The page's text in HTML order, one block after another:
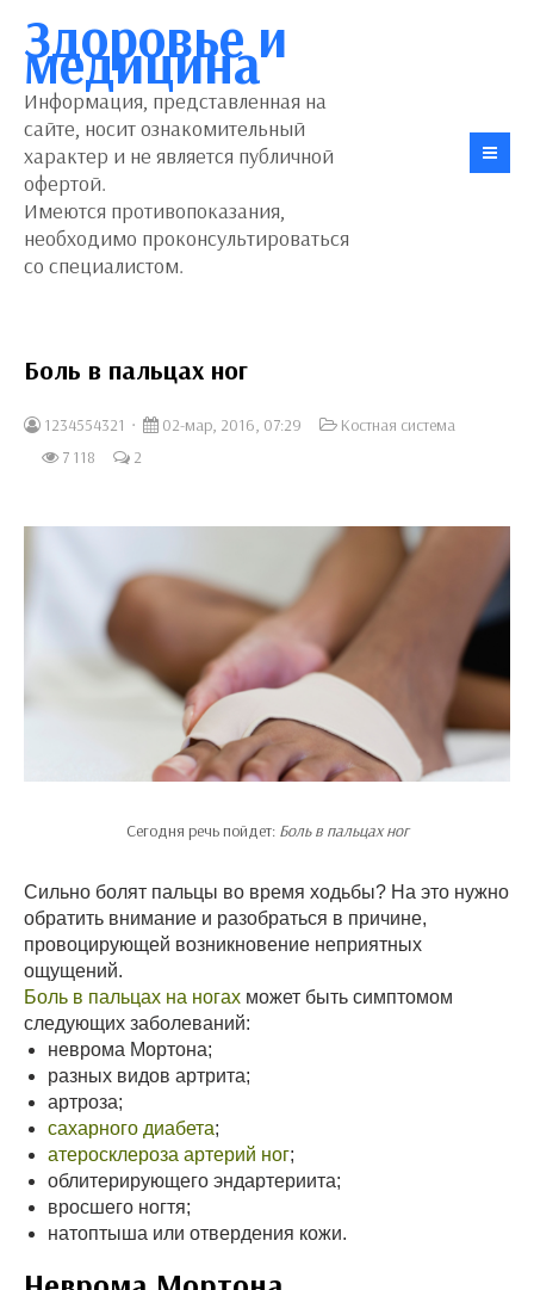
Здоровье и
медицина
Информация, представленная на
сайте, носит ознакомительный
характер и не является публичной
офертой.
Имеются противопоказания,
необходимо проконсультироваться
со специалистом.
Боль в пальцах ног
1234554321 02-мар, 2016, 07:29
Костная система
7 118
2
Сегодня речь пойдет: Боль в пальцах ног
Сильно болят пальцы во время ходьбы? На это нужно
обратить внимание и разобраться в причине,
провоцирующей возникновение неприятных
ощущений.
Боль в пальцах на ногах может быть симптомом
следующих заболеваний:
неврома Мортона;
разных видов артрита;
артроза;
сахарного диабета;
атеросклероза артерий ног;
облитерирующего эндартериита;
вросшего ногтя;
натоптыша или отвердения кожи.